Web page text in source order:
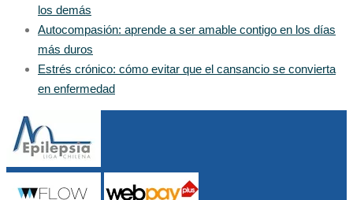
los demás
Autocompasión: aprende a ser amable contigo en los días
más duros
Estrés crónico: cómo evitar que el cansancio se convierta
en enfermedad